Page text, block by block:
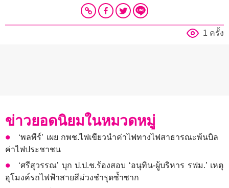
1 ครั้ง
ข่าวยอดนิยมในหมวดหมู่
‘พลพีร์’ เผย กพช.ไฟเขียวนำค่าไฟทางไฟสาธารณะพ้นบิล
ค่าไฟประชาชน
‘ศรีสุวรรณ’ บุก ป.ป.ช.ร้องสอบ ‘อนุทิน-ผู้บริหาร รฟม.’ เหตุ
อุโมงค์รถไฟฟ้าสายสีม่วงชำรุดซ้ำซาก